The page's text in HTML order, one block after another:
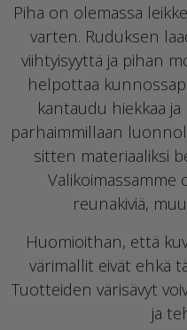
Piha on olemassa
varten. Ruduksen
viihtyisyyttä ja pihan
helpottaa
kantaudu hiekkaa
parhaimmillaan
sitten materiaaliksi
Valikoimassamme
reunakiviä,
Huomioithan, että
värimallit eivät ehkä
Tuotteiden värisävyt
ja